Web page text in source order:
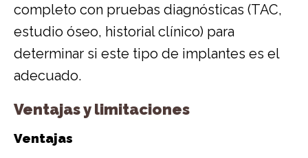
completo con pruebas diagnósticas (TAC,
estudio óseo, historial clínico) para
determinar si este tipo de implantes es el
adecuado.
Ventajas y limitaciones
Ventajas